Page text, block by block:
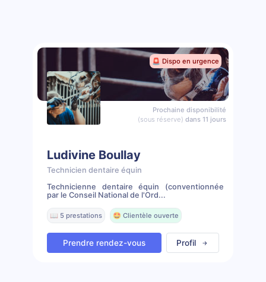
🚨 Dispo en urgence
Prochaine disponibilité
(sous réserve) dans 11 jours
Ludivine Boullay
Technicien dentaire équin
Technicienne dentaire équin (conventionnée
par le Conseil National de l'Ord...
📖 5 prestations 🤩 Clientèle ouverte
Prendre rendez-vous Profil